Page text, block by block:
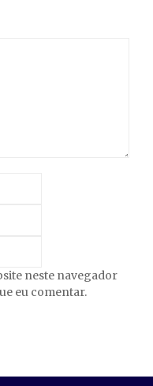
neste navegador
eu comentar.